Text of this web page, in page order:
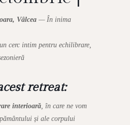
Vâlcea — În inima
cerc intim pentru echilibrare,
retreat:
interioară, în care ne vom
și ale corpului